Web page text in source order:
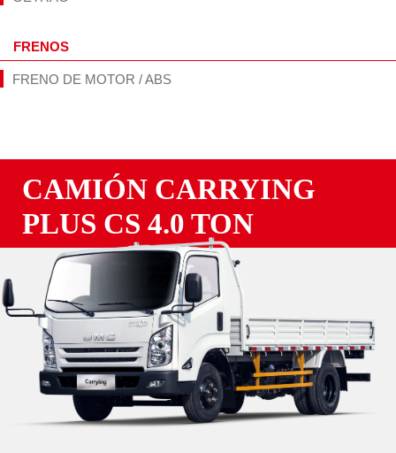
FRENOS
FRENO DE MOTOR / ABS
CAMIÓN CARRYING
PLUS CS 4.0 TON